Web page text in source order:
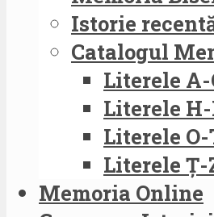
Istorie
Catalogul
Literele A-
Literele
Literele
Literele Ț-
Memoria Online